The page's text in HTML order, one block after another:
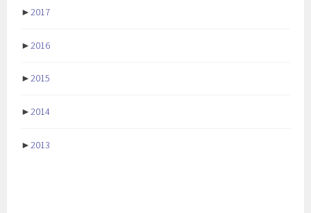
►2017
►2016
►2015
►2014
►2013